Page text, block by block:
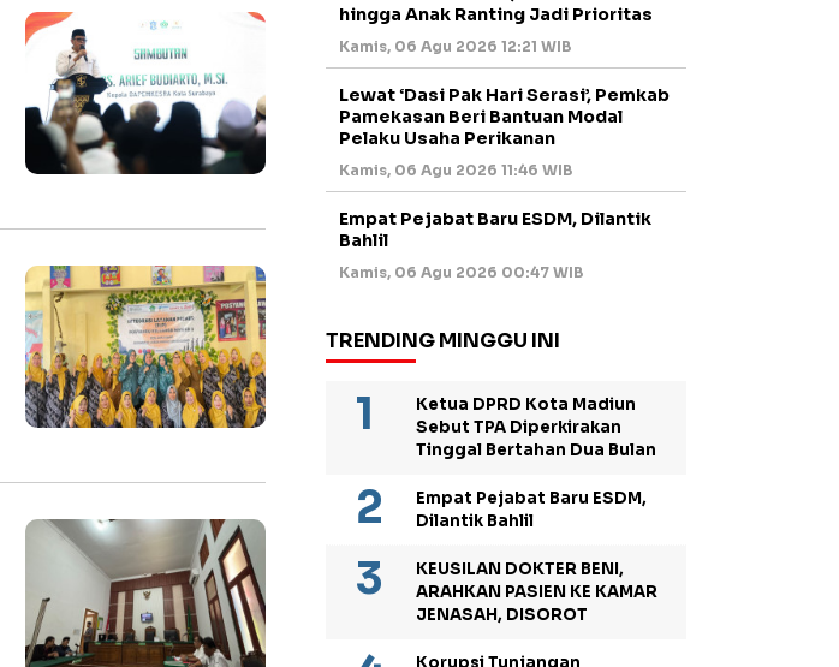
hingga Anak Ranting Jadi Prioritas
Kamis, 06 Agu 2026 12:21 WIB
Lewat ‘Dasi Pak Hari Serasi’, Pemkab
Pamekasan Beri Bantuan Modal
Pelaku Usaha Perikanan
Kamis, 06 Agu 2026 11:46 WIB
Empat Pejabat Baru ESDM, Dilantik
Bahlil
Kamis, 06 Agu 2026 00:47 WIB
TRENDING MINGGU INI
Ketua DPRD Kota Madiun
Sebut TPA Diperkirakan
Tinggal Bertahan Dua Bulan
Empat Pejabat Baru ESDM,
Dilantik Bahlil
KEUSILAN DOKTER BENI,
ARAHKAN PASIEN KE KAMAR
JENASAH, DISOROT
Korupsi Tunjangan